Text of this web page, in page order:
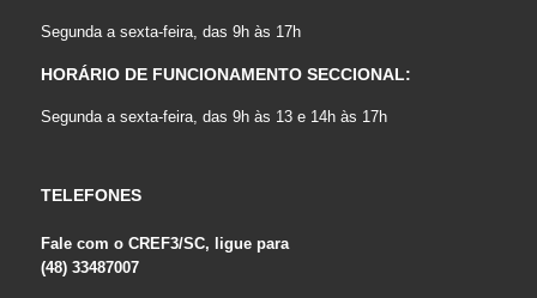
Segunda a sexta-feira, das 9h às 17h
HORÁRIO DE FUNCIONAMENTO SECCIONAL:
Segunda a sexta-feira, das 9h às 13 e 14h às 17h
TELEFONES
Fale com o CREF3/SC, ligue para
(48) 33487007